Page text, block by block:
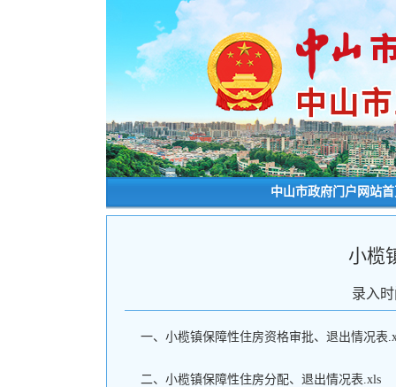
中山市政府门户网站
小榄
录入
一、小榄镇保障性住房资格审批、退出情况表
二、小榄镇保障性住房分配、退出情况表.xls